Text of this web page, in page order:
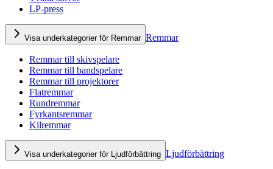
LP-press
Visa underkategorier för Remmar Remmar
Remmar till skivspelare
Remmar till bandspelare
Remmar till projektorer
Flatremmar
Rundremmar
Fyrkantsremmar
Kilremmar
Visa underkategorier för Ljudförbättring Ljudförbättring